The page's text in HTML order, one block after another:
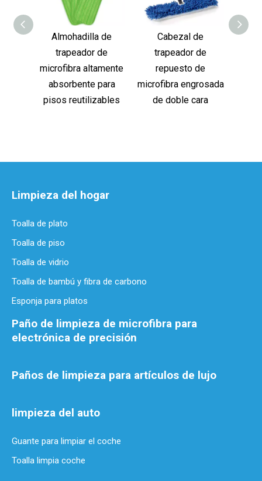
Almohadilla de
trapeador de
microfibra altamente
absorbente para
pisos reutilizables
Cabezal de
trapeador de
repuesto de
microfibra engrosada
de doble cara
Limpieza del hogar
Toalla de plato
Toalla de piso
Toalla de vidrio
Toalla de bambú y fibra de carbono
Esponja para platos
Paño de limpieza de microfibra para
electrónica de precisión
Paños de limpieza para artículos de lujo
limpieza del auto
Guante para limpiar el coche
Toalla limpia coche